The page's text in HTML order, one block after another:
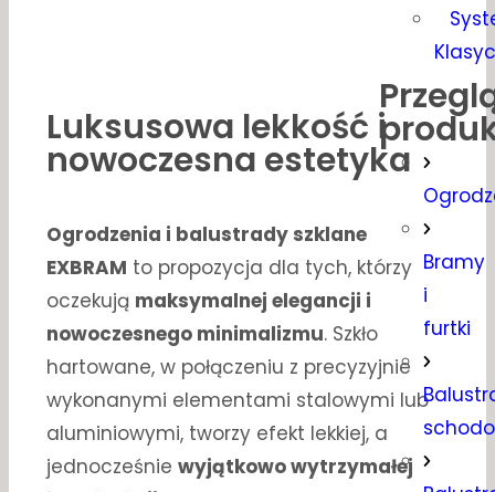
Bramy
i
furtki
Luksusowa lekkość i
nowoczesna estetyka
Ogrodzenia i balustrady szklane
EXBRAM to propozycja dla tych, którzy
oczekują maksymalnej elegancji i
nowoczesnego minimalizmu. Szkło
hartowane, w połączeniu z precyzyjnie
wykonanymi elementami stalowymi lub
aluminiowymi, tworzy efekt lekkiej, a
jednocześnie wyjątkowo wytrzymałej